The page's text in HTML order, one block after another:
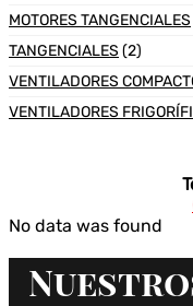
MOTORES TANGENCIALES
TANGENCIALES (2)
VENTILADORES
VENTILADORES
No data was found